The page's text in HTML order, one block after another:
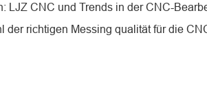
LJZ CNC und Trends in der CNC-
der richtigen Messing qualität für die